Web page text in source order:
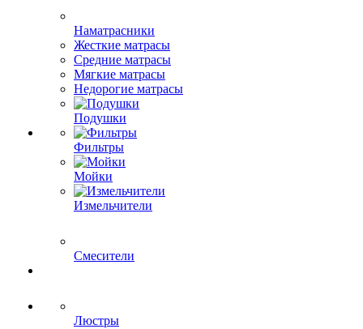
Наматрасники
Жесткие матрасы
Средние матрасы
Мягкие матрасы
Недорогие матрасы
Подушки
Фильтры
Мойки
Измельчители
Смесители
Люстры